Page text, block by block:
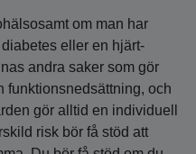
om man har
eller en hjärt-
andra saker som gör
funktionsnedsättning, och
gör alltid en individuell
risk bör få stöd att